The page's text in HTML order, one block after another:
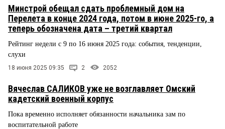
СТИЛЬ ЖИЗНИ
Минстрой обещал сдать проблемный дом на
Перелета в конце 2024 года, потом в июне 2025-го, а
теперь обозначена дата – третий квартал
Рейтинг недели с 9 по 16 июня 2025 года: события, тенденции,
слухи
18 июня 2025 09:35 2 2052
Вячеслав САЛИКОВ уже не возглавляет Омский
кадетский военный корпус
Пока временно исполняет обязанности начальника зам по
воспитательной работе